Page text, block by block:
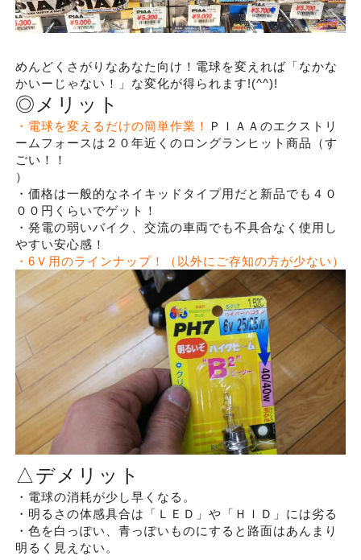
めんどくさがりなあなた向け！電球を変えれば「なかな
かいーじゃない！」な変化が得られます!(^^)!
◎メリット
・電球を変えるだけの簡単作業！
ＰＩＡＡのエクストリ
ームフォースは２０年近くのロングランヒット商品（す
ごい！！
）
・価格は一般的なネイキッドタイプ用だと新品でも４０
００円くらいでゲット！
・発電の弱いバイク、交流の車両でも不具合なく使用し
やすい安心感！
・6Ｖ用のラインナップ！（以外にご存知の方が少ない）
△デメリット
・電球の消耗が少し早くなる。
・明るさの体感具合は「ＬＥＤ」や「ＨＩＤ」には劣る
・色を白っぽい、青っぽいものにすると路面はあんまり
明るく見えない。